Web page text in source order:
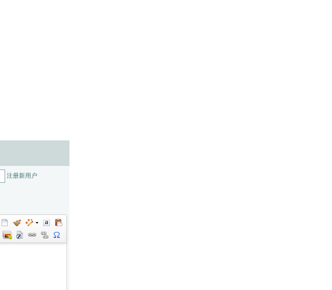
注册新用户